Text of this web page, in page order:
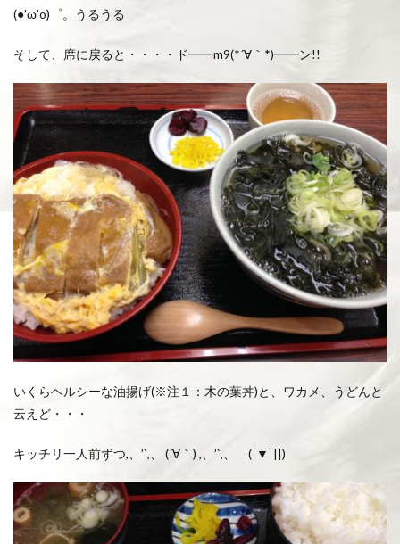
(●’ω’o)゜。うるうる
そして、席に戻ると・・・・ド━━m9(*´∀｀*)━━ン!!
いくらヘルシーな油揚げ(※注１：木の葉丼)と、ワカメ、うどんと
云えど・・・
キッチリ一人前ずつ,、’`,、 (´∀｀) ,、’`,、 (‾▼‾||)